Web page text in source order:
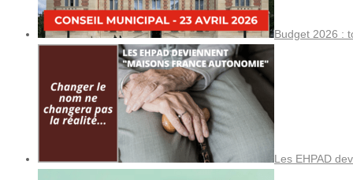
Budget 2026 :
Les EHPAD